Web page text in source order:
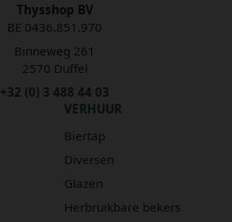
Thysshop BV
BE 0436.851.970
Binneweg 261
2570 Duffel
+32 (0) 3 488 44 03
VERHUUR
Biertap
Diversen
Glazen
Herbruikbare bekers